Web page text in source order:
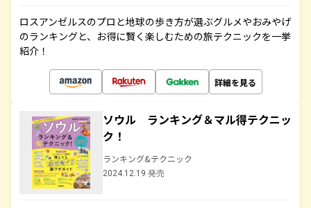
ロスアンゼルスのプロと地球の歩き方が選ぶグルメやおみやげ
のランキングと、お得に賢く楽しむための旅テクニックを一挙
紹介！
詳細を見る
ソウル ランキング＆マル得テクニッ
ク！
ランキング&テクニック
2024.12.19 発売